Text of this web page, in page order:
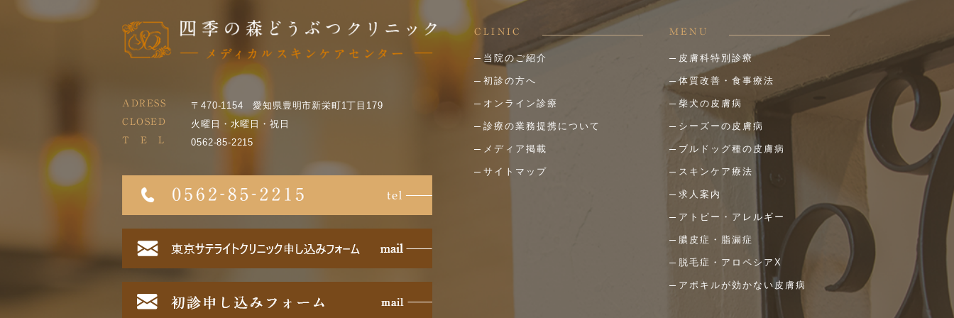
ADRESS 〒470-1154 愛知県豊明市新栄町1丁目179
CLOSED 火曜日・水曜日・祝日
T E L 0562-85-2215
CLINIC
当院のご紹介
初診の方へ
オンライン診療
診療の業務提携について
メディア掲載
サイトマップ
MENU
皮膚科特別診療
体質改善・食事療法
柴犬の皮膚病
シーズーの皮膚病
ブルドッグ種の皮膚病
スキンケア療法
求人案内
アトピー・アレルギー
膿皮症・脂漏症
脱毛症・アロペシアX
アポキルが効かない皮膚病